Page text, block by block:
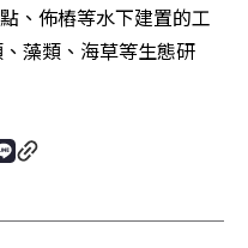
、佈樁等水下建置的工
藻類、海草等生態研